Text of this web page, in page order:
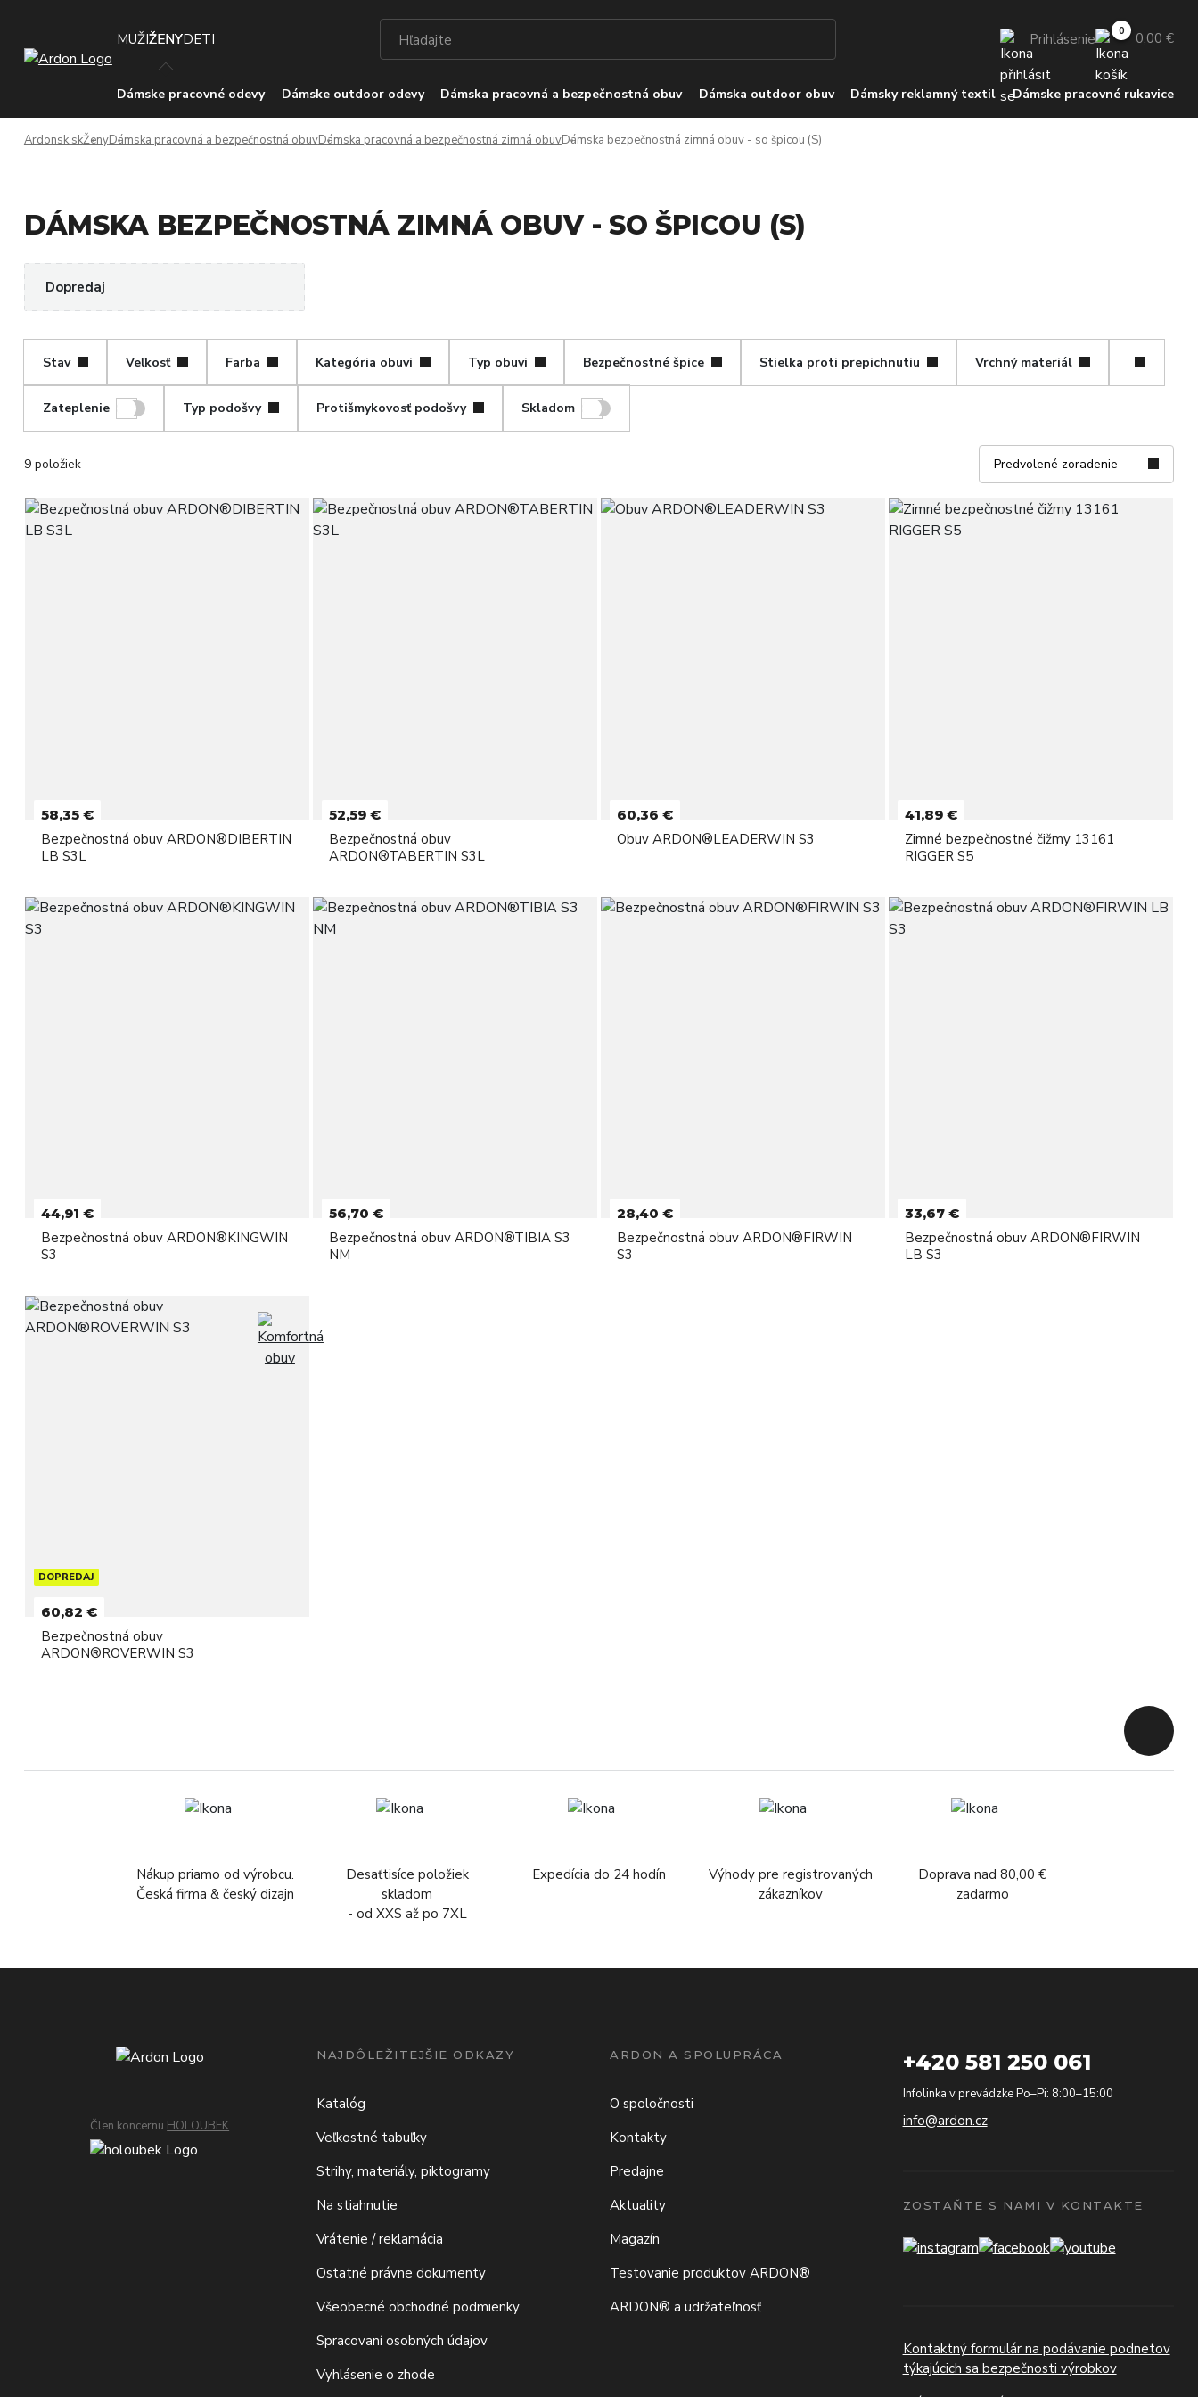
MUŽIŽENYDETI Prihlásenie 0,00 €
Dámske pracovné odevy Dámske outdoor odevy Dámska pracovná a bezpečnostná obuv Dámska outdoor obuv Dámsky reklamný textil Dámske pracovné rukavice
Ardonsk.skŽenyDámska pracovná a bezpečnostná obuvDámska pracovná a bezpečnostná zimná obuvDámska bezpečnostná zimná obuv - so špicou (S)
DÁMSKA BEZPEČNOSTNÁ ZIMNÁ OBUV - SO ŠPICOU (S)
Dopredaj
Stav Veľkosť Farba Kategória obuvi Typ obuvi Bezpečnostné špice Stielka proti prepichnutiu Vrchný materiál
Zateplenie Typ podošvy Protišmykovosť podošvy Skladom
9 položiek Predvolené zoradenie
58,35 €
Bezpečnostná obuv ARDON®DIBERTIN
LB S3L
52,59 €
Bezpečnostná obuv
ARDON®TABERTIN S3L
60,36 €
Obuv ARDON®LEADERWIN S3
41,89 €
Zimné bezpečnostné čižmy 13161
RIGGER S5
44,91 €
Bezpečnostná obuv ARDON®KINGWIN
S3
56,70 €
Bezpečnostná obuv ARDON®TIBIA S3
NM
28,40 €
Bezpečnostná obuv ARDON®FIRWIN
S3
33,67 €
Bezpečnostná obuv ARDON®FIRWIN
LB S3
DOPREDAJ
60,82 €
Bezpečnostná obuv
ARDON®ROVERWIN S3
Späť na
Nákup priamo od výrobcu.
Česká firma & český dizajn
Desaťtisíce položiek
skladom
- od XXS až po 7XL
Expedícia do 24 hodín
Výhody pre registrovaných
zákazníkov
Doprava nad 80,00 €
zadarmo
Člen koncernu HOLOUBEK
NAJDÔLEŽITEJŠIE ODKAZY
Katalóg
Veľkostné tabuľky
Strihy, materiály, piktogramy
Na stiahnutie
Vrátenie / reklamácia
Ostatné právne dokumenty
Všeobecné obchodné podmienky
Spracovaní osobných údajov
Vyhlásenie o zhode
ARDON A SPOLUPRÁCA
O spoločnosti
Kontakty
Predajne
Aktuality
Magazín
Testovanie produktov ARDON®
ARDON® a udržateľnosť
+420 581 250 061
Infolinka v prevádzke Po–Pi: 8:00–15:00
info@ardon.cz
ZOSTAŇTE S NAMI V KONTAKTE
Kontaktný formulár na podávanie podnetov
týkajúcich sa bezpečnosti výrobkov